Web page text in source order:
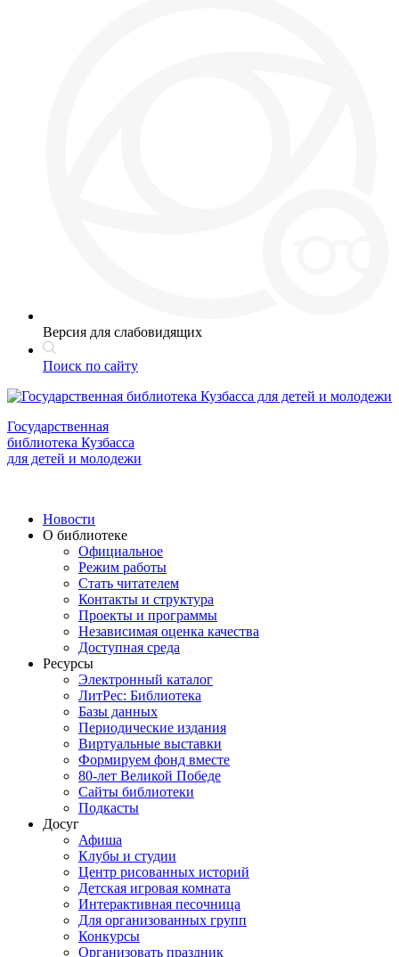
Версия для слабовидящих
Поиск по сайту
Государственная
библиотека Кузбасса
для детей и молодежи
Новости
О библиотеке
Официальное
Режим работы
Стать читателем
Контакты и структура
Проекты и программы
Независимая оценка качества
Доступная среда
Ресурсы
Электронный каталог
ЛитРес: Библиотека
Базы данных
Периодические издания
Виртуальные выставки
Формируем фонд вместе
80-лет Великой Победе
Сайты библиотеки
Подкасты
Досуг
Афиша
Клубы и студии
Центр рисованных историй
Детская игровая комната
Интерактивная песочница
Для организованных групп
Конкурсы
Организовать праздник